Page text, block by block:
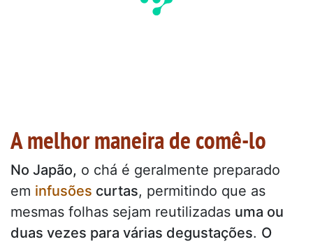
A melhor maneira de comê-lo
No Japão, o chá é geralmente preparado
em infusões curtas, permitindo que as
mesmas folhas sejam reutilizadas uma ou
duas vezes para várias degustações. O